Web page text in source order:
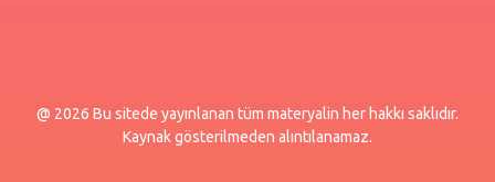
@ 2026 Bu sitede yayınlanan tüm materyalin her hakkı saklıdır.
Kaynak gösterilmeden alıntılanamaz.